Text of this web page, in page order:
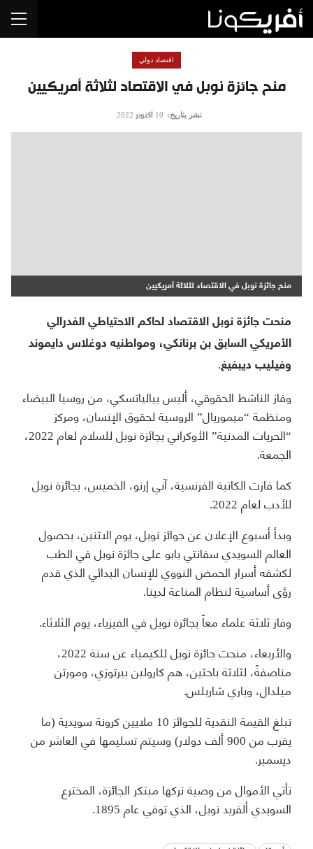
منح جائزة نوبل في الاقتصاد لثلاثة أمريكيين
اقتصاد دولي
نشر بتاريخ: 10 أكتوبر 2022
منح جائزة نوبل في الاقتصاد لثلاثة أمريكيين
منحت جائزة نوبل الاقتصاد لحاكم الاحتياطي الفدرالي
الأمريكي السابق بن برنانكي، ومواطنيه دوغلاس دايموند
وفيليب ديبفيغ.
وفاز الناشط الحقوقي، أليس بيالياتسكي، من روسيا البيضاء
ومنظمة “ميموريال” الروسية لحقوق الإنسان، ومركز
“الحريات المدنية” الأوكراني بجائزة نوبل للسلام لعام 2022،
الجمعة.
كما فازت الكاتبة الفرنسية، آني إرنو، الخميس، بجائزة نوبل
للأدب لعام 2022.
وبدأ أسبوع الإعلان عن جوائز نوبل، يوم الاثنين، بحصول
العالم السويدي سفانتي بابو على جائزة نوبل في الطب
لكشفه أسرار الحمض النووي للإنسان البدائي الذي قدم
رؤى أساسية لنظام المناعة لدينا.
وفاز ثلاثة علماء معاً بجائزة نوبل في الفيزياء، يوم الثلاثاء.
والأربعاء، منحت جائزة نوبل للكيمياء عن سنة 2022،
مناصفةً، لثلاثة باحثين، هم كارولين بيرتوزي، ومورتن
ميلدال، وباري شاربلس.
تبلغ القيمة النقدية للجوائز 10 ملايين كرونة سويدية (ما
يقرب من 900 ألف دولار) وسيتم تسليمها في العاشر من
ديسمبر.
تأتي الأموال من وصية تركها مبتكر الجائزة، المخترع
السويدي ألفريد نوبل، الذي توفي عام 1895.